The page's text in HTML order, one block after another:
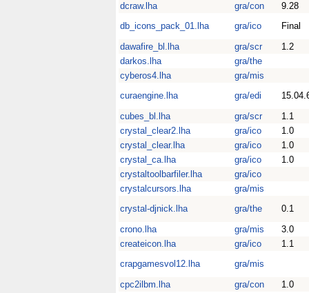
dcraw.lha
gra/con
9.28
db_icons_pack_01.lha
gra/ico
Final
dawafire_bl.lha
gra/scr
1.2
darkos.lha
gra/the
cyberos4.lha
gra/mis
curaengine.lha
gra/edi
cubes_bl.lha
gra/scr
1.1
crystal_clear2.lha
gra/ico
1.0
crystal_clear.lha
gra/ico
1.0
crystal_ca.lha
gra/ico
1.0
crystaltoolbarfiler.lha
gra/ico
crystalcursors.lha
gra/mis
crystal-djnick.lha
gra/the
0.1
crono.lha
gra/mis
3.0
createicon.lha
gra/ico
1.1
crapgamesvol12.lha
gra/mis
cpc2ilbm.lha
gra/con
1.0